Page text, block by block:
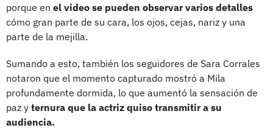
porque en el video se pueden observar varios detalles
cómo gran parte de su cara, los ojos, cejas, nariz y una
parte de la mejilla.
Sumando a esto, también los seguidores de Sara Corrales
notaron que el momento capturado mostró a Mila
profundamente dormida, lo que aumentó la sensación de
paz y ternura que la actriz quiso transmitir a su
audiencia.